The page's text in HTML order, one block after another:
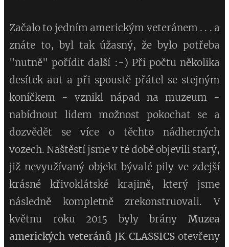
Začalo to jedním americkým veteránem . . . a
znáte to, byl tak úžasný, že bylo potřeba
"nutně" pořídit další :-) Při počtu několika
desítek aut a při spoustě přátel se stejným
koníčkem - vznikl nápad na muzeum -
nabídnout lidem možnost pokochat se a
dozvědět se více o těchto nádherných
vozech. Naštěstí jsme v té době objevili starý,
již nevyužívaný objekt bývalé pily ve zdejší
krásné křivoklátské krajině, který jsme
následně kompletně zrekonstruovali. V
květnu roku 2015 byly brány Muzea
amerických veteránů JK CLASSICSotevřeny